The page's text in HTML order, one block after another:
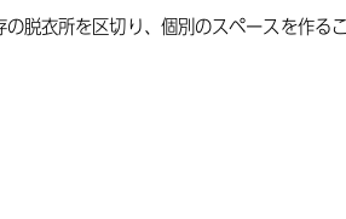
脱衣所を区切り、個別のスペースを作る